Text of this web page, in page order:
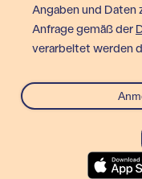
Angaben und Daten
Anfrage gemäß der
verarbeitet werden